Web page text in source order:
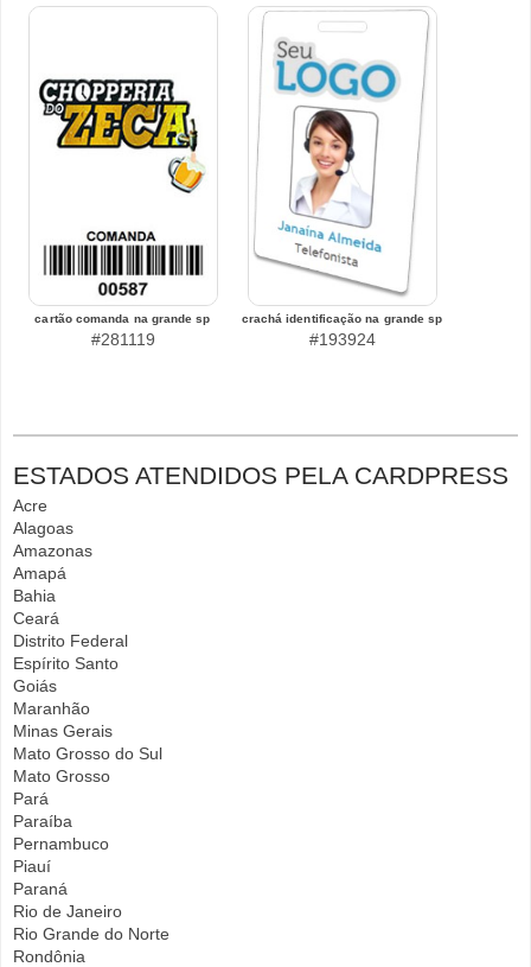
cartão comanda na grande sp
#281119
crachá identificação na grande sp
#193924
ESTADOS ATENDIDOS PELA CARDPRESS
Acre
Alagoas
Amazonas
Amapá
Bahia
Ceará
Distrito Federal
Espírito Santo
Goiás
Maranhão
Minas Gerais
Mato Grosso do Sul
Mato Grosso
Pará
Paraíba
Pernambuco
Piauí
Paraná
Rio de Janeiro
Rio Grande do Norte
Rondônia